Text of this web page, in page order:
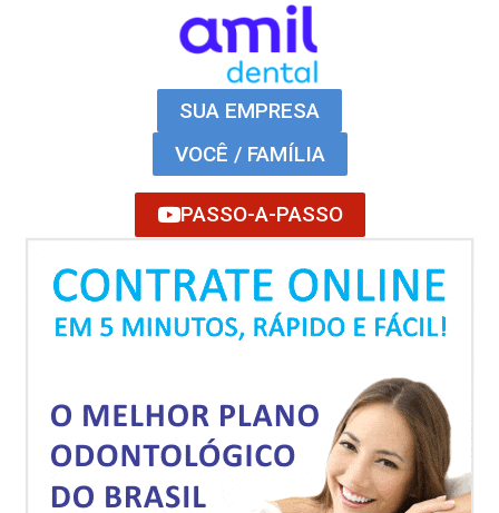
SUA EMPRESA
VOCÊ / FAMÍLIA
PASSO-A-PASSO